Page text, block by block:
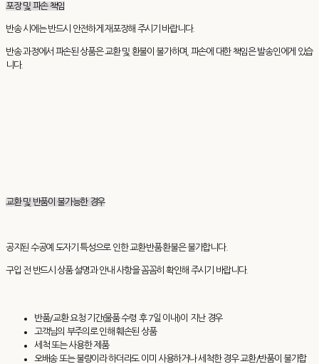
포장 및 파손 책임
반송 시에는 반드시 안전하게 재포장해 주시기 바랍니다.
반송 과정에서 파손된 상품은 교환 및 환불이 불가하며, 파손에 대한 책임은 발송인에게 있습
니다.
교환 및 반품이 불가능한 경우
공지된 수공예 도자기 특성으로 인한 교환·반품·환불은 불가합니다.
구입 전 반드시 상품 설명과 안내 사항을 꼼꼼히 확인해 주시기 바랍니다.
반품/교환 요청 기간(물품 수령 후 7일 이내)이 지난 경우
고객님의 부주의로 인해 훼손된 상품
세척 또는 사용한 제품
오배송 또는 불량이라 하더라도 이미 사용하거나 세척한 경우 교환/반품이 불가합